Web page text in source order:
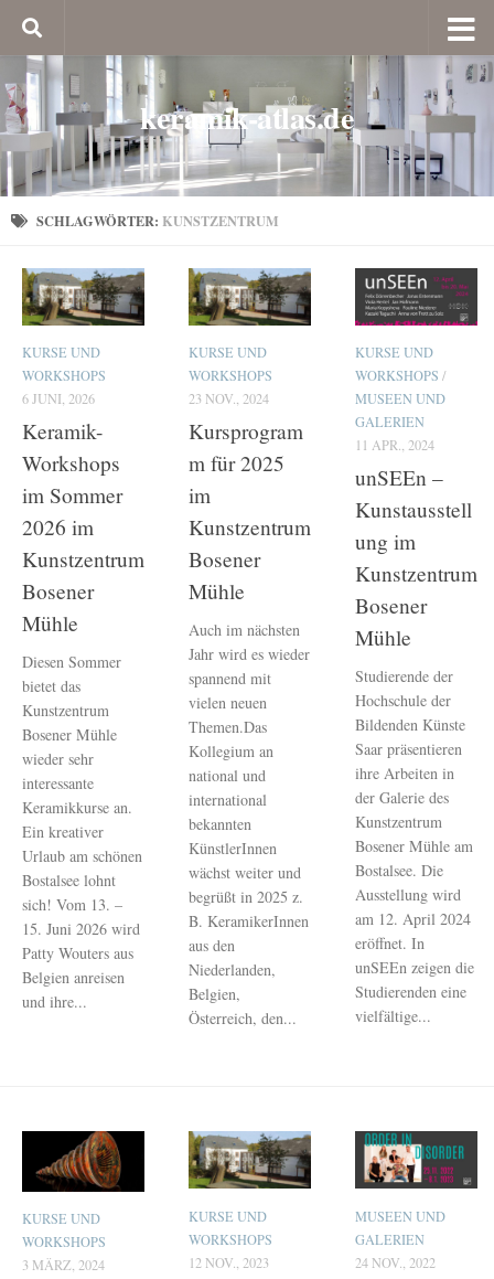
keramik-atlas.de
SCHLAGWÖRTER: KUNSTZENTRUM
KURSE UND
WORKSHOPS
6 JUNI, 2026
Keramik-
Workshops
im Sommer
2026 im
Kunstzentrum
Bosener
Mühle
Diesen Sommer
bietet das
Kunstzentrum
Bosener Mühle
wieder sehr
interessante
Keramikkurse an.
Ein kreativer
Urlaub am schönen
Bostalsee lohnt
sich! Vom 13. –
15. Juni 2026 wird
Patty Wouters aus
Belgien anreisen
und ihre...
KURSE UND
WORKSHOPS
23 NOV., 2024
Kursprogram
m für 2025
im
Kunstzentrum
Bosener
Mühle
Auch im nächsten
Jahr wird es wieder
spannend mit
vielen neuen
Themen.Das
Kollegium an
national und
international
bekannten
KünstlerInnen
wächst weiter und
begrüßt in 2025 z.
B. KeramikerInnen
aus den
Niederlanden,
Belgien,
Österreich, den...
KURSE UND
WORKSHOPS /
MUSEEN UND
GALERIEN
11 APR., 2024
unSEEn –
Kunstausstell
ung im
Kunstzentrum
Bosener
Mühle
Studierende der
Hochschule der
Bildenden Künste
Saar präsentieren
ihre Arbeiten in
der Galerie des
Kunstzentrum
Bosener Mühle am
Bostalsee. Die
Ausstellung wird
am 12. April 2024
eröffnet. In
unSEEn zeigen die
Studierenden eine
vielfältige...
KURSE UND
WORKSHOPS
3 MÄRZ, 2024
KURSE UND
WORKSHOPS
12 NOV., 2023
MUSEEN UND
GALERIEN
24 NOV., 2022